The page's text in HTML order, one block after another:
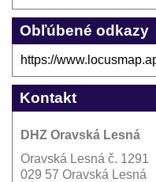
Obľúbené odkazy
https://
Kontakt
DHZ Oravská Lesná
Oravská Lesná č. 1291
029 57 Oravská Lesná